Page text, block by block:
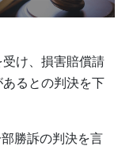
け、損害賠償請
るとの判決を下
勝訴の判決を言